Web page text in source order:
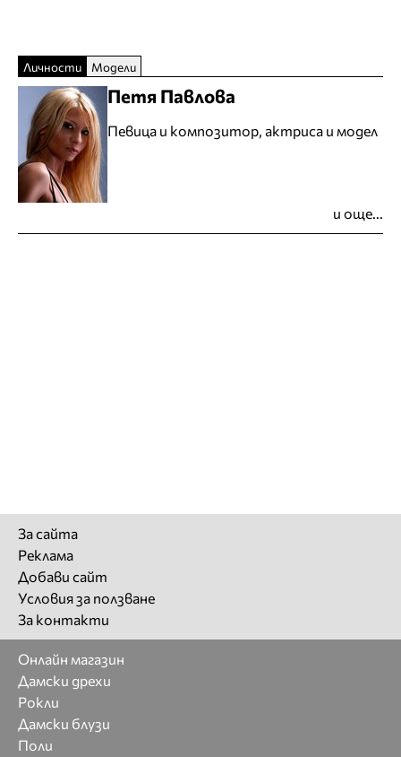
Личности Модели
Петя Павлова
Певица и композитор, актриса и модел
и още...
За сайта
Реклама
Добави сайт
Условия за ползване
За контакти
Онлайн магазин
Дамски дрехи
Рокли
Дамски блузи
Поли